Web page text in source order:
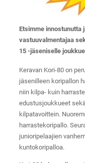
Etsimme innostunutta
vastuuvalmentajaa
15 -jäseniselle
Keravan Kori-80 on
jäsenilleen koripallon
niin kilpa- kuin
edustusjoukkueet
kilpatavoittein.
harrastekoripallo.
junioripelaajien
kuntokoripalloa.